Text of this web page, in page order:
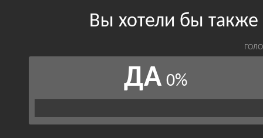
Вы хотели бы
ДА 0%